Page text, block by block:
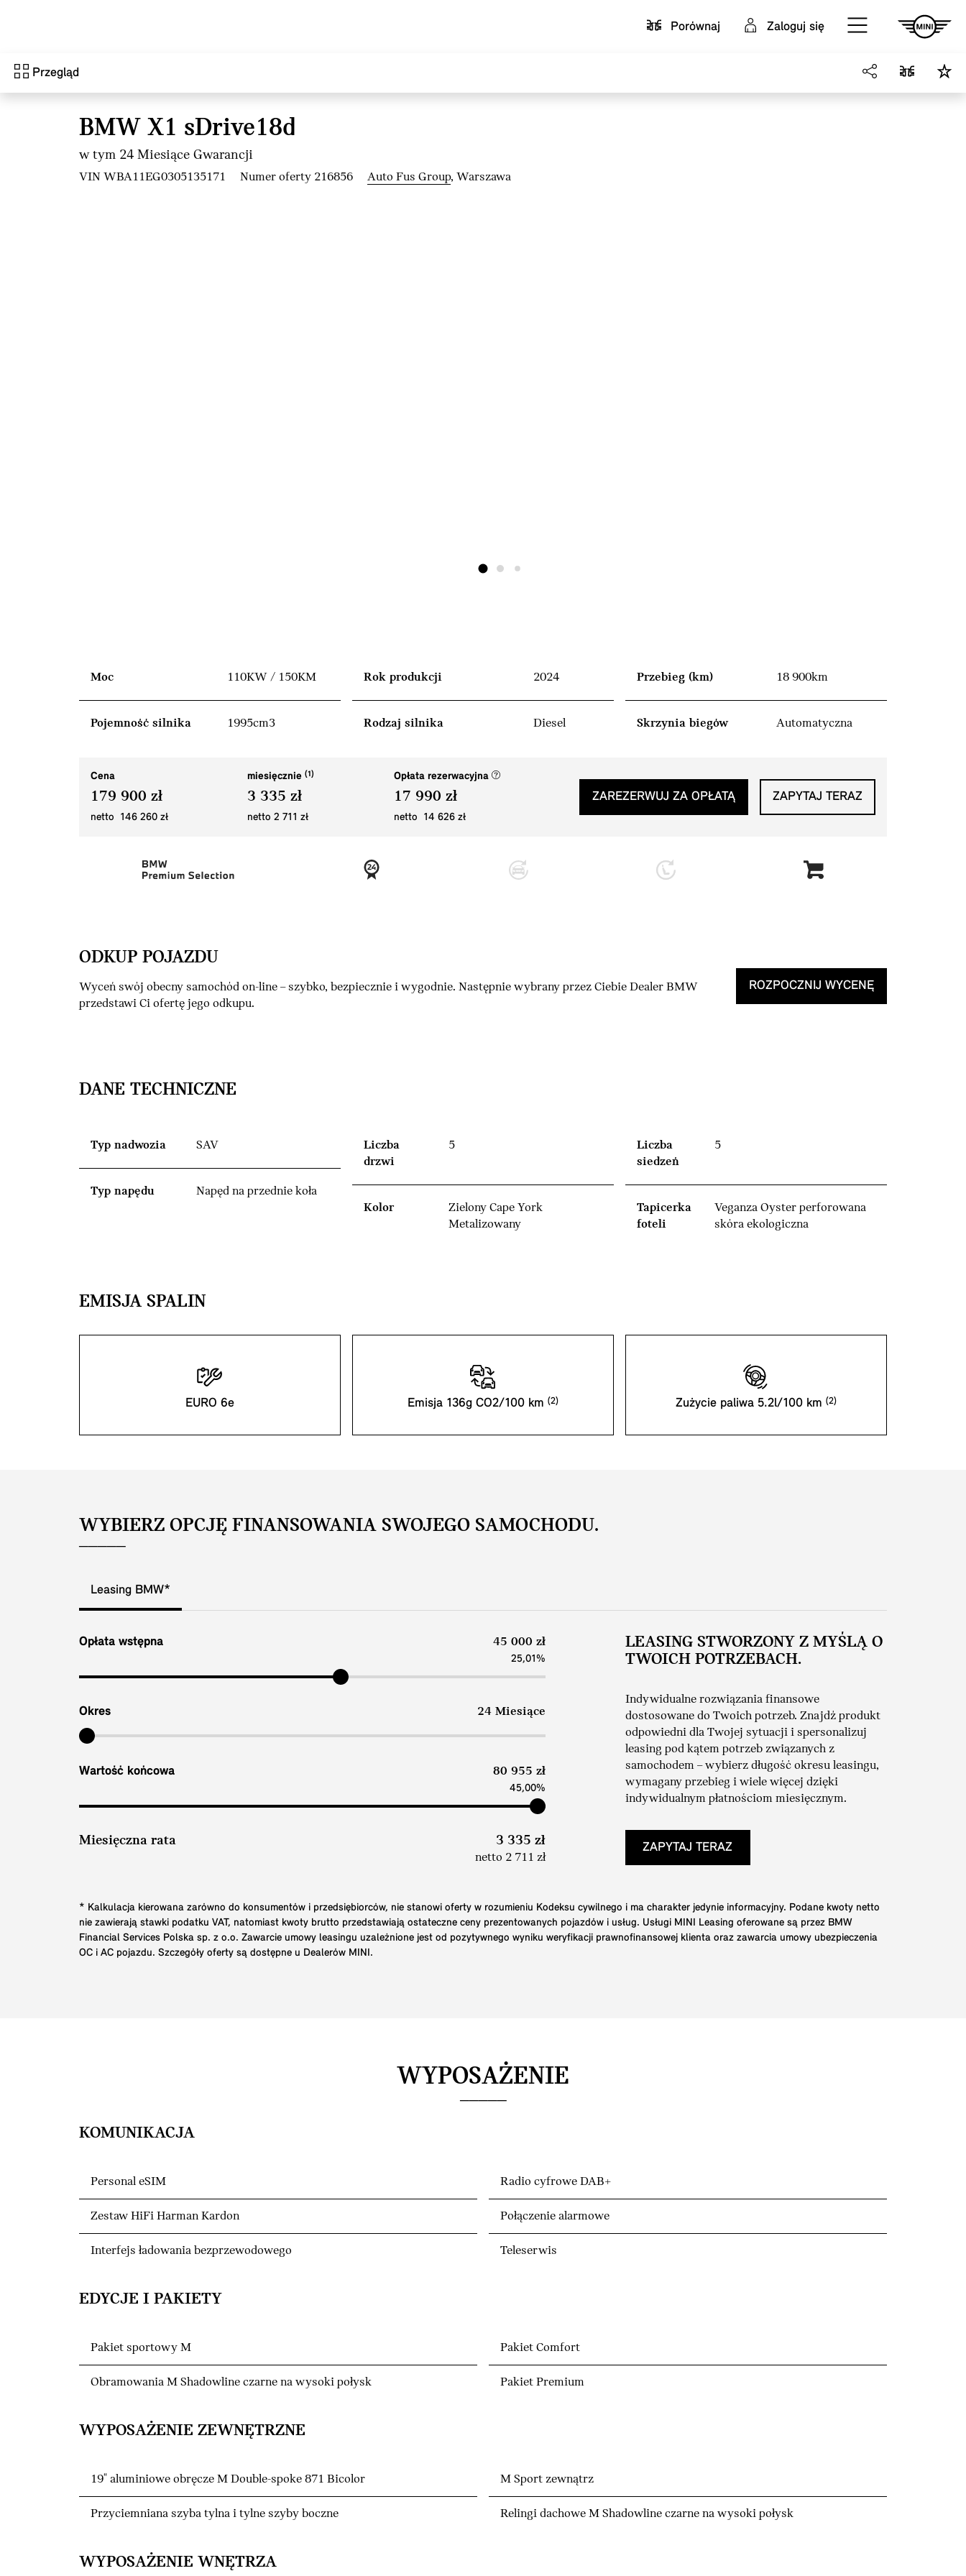
Porównaj
Zaloguj się
Przegląd
BMW X1 sDrive18d
w tym 24 Miesiące Gwarancji
VIN WBA11EG0305135171 Numer oferty 216856 Auto Fus Group, Warszawa
Moc 110KW / 150KM
Pojemność silnika 1995cm3
Rok produkcji 2024
Rodzaj silnika Diesel
Przebieg (km) 18 900km
Skrzynia biegów Automatyczna
Cena
179 900 zł
netto 146 260 zł
miesięcznie
3 335 zł
netto 2 711 zł
Opłata rezerwacyjna (nowe okno)
17 990 zł
netto 14 626 zł
ZAREZERWUJ ZA OPŁATĄ ZAPYTAJ TERAZ
ODKUP POJAZDU
Wyceń swój obecny samochód on-line – szybko, bezpiecznie i wygodnie. Następnie wybrany przez Ciebie Dealer BMW
przedstawi Ci ofertę jego odkupu.
ROZPOCZNIJ WYCENĘ
DANE TECHNICZNE
Typ nadwozia SAV
Typ napędu Napęd na przednie koła
Liczba
drzwi
5
Kolor
Zielony Cape York
Metalizowany
Liczba
siedzeń
5
Tapicerka
foteli
Veganza Oyster perforowana
skóra ekologiczna
EMISJA SPALIN
EURO 6e Emisja 136g CO2/100 km Zużycie paliwa 5.2l/100 km
WYBIERZ OPCJĘ FINANSOWANIA SWOJEGO SAMOCHODU.
Leasing BMW*
Opłata wstępna 45 000 zł
25,01%
Okres 24 Miesiące
Wartość końcowa 80 955 zł
45,00%
Miesięczna rata 3 335 zł
netto 2 711 zł
LEASING STWORZONY Z MYŚLĄ O
TWOICH POTRZEBACH.
Indywidualne rozwiązania finansowe
dostosowane do Twoich potrzeb. Znajdź produkt
odpowiedni dla Twojej sytuacji i spersonalizuj
leasing pod kątem potrzeb związanych z
samochodem – wybierz długość okresu leasingu,
wymagany przebieg i wiele więcej dzięki
indywidualnym płatnościom miesięcznym.
ZAPYTAJ TERAZ
* Kalkulacja kierowana zarówno do konsumentów i przedsiębiorców, nie stanowi oferty w rozumieniu Kodeksu cywilnego i ma charakter jedynie informacyjny. Podane kwoty netto
nie zawierają stawki podatku VAT, natomiast kwoty brutto przedstawiają ostateczne ceny prezentowanych pojazdów i usług. Usługi MINI Leasing oferowane są przez BMW
Financial Services Polska sp. z o.o. Zawarcie umowy leasingu uzależnione jest od pozytywnego wyniku weryfikacji prawnofinansowej klienta oraz zawarcia umowy ubezpieczenia
OC i AC pojazdu. Szczegóły oferty są dostępne u Dealerów MINI.
WYPOSAŻENIE
KOMUNIKACJA
Personal eSIM
Zestaw HiFi Harman Kardon
Interfejs ładowania bezprzewodowego
Radio cyfrowe DAB+
Połączenie alarmowe
Teleserwis
EDYCJE I PAKIETY
Pakiet sportowy M
Obramowania M Shadowline czarne na wysoki połysk
Pakiet Comfort
Pakiet Premium
WYPOSAŻENIE ZEWNĘTRZNE
19" aluminiowe obręcze M Double-spoke 871 Bicolor
Przyciemniana szyba tylna i tylne szyby boczne
M Sport zewnątrz
Relingi dachowe M Shadowline czarne na wysoki połysk
WYPOSAŻENIE WNĘTRZA